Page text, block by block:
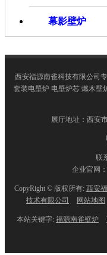
幕影壁炉
西安福源南雀科技有限公司
套装电壁炉 电壁炉芯 燃木壁
展厅地址：西安
联
企业官网：
CopyRight © 版权所有: 西安
技术有限公司
网站地图
本站关键字: 福源南雀壁炉